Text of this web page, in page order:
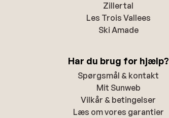
Zillertal
Les Trois Vallees
Ski Amade
Har du brug for hjælp?
Spørgsmål & kontakt
Mit Sunweb
Vilkår & betingelser
Læs om vores garantier